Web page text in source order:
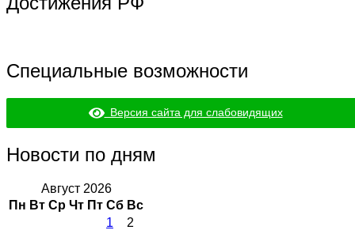
Специальные возможности
Версия сайта для слабовидящих
Новости по дням
Август 2026
Пн Вт Ср Чт Пт Сб Вс
1
2